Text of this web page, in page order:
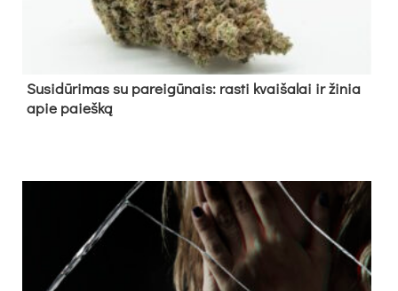
Su­si­dū­ri­mas su pa­rei­gū­nais: ras­ti kvai­ša­lai ir ži­nia
apie paieš­ką